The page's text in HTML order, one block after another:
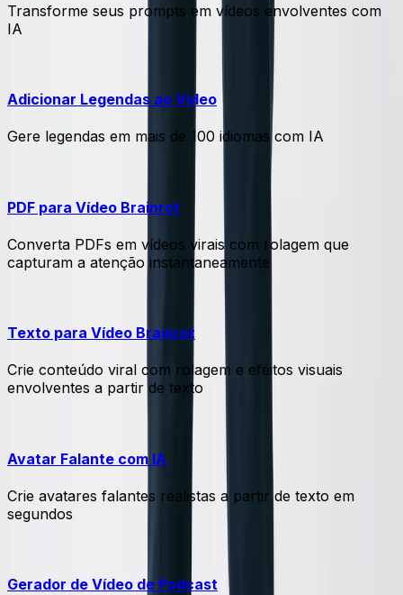
Transforme seus prompts em vídeos envolventes com
IA
Adicionar Legendas ao Vídeo
Gere legendas em mais de 100 idiomas com IA
PDF para Vídeo Brainrot
Converta PDFs em vídeos virais com rolagem que
capturam a atenção instantaneamente
Texto para Vídeo Brainrot
Crie conteúdo viral com rolagem e efeitos visuais
envolventes a partir de texto
Avatar Falante com IA
Crie avatares falantes realistas a partir de texto em
segundos
Gerador de Vídeo de Podcast